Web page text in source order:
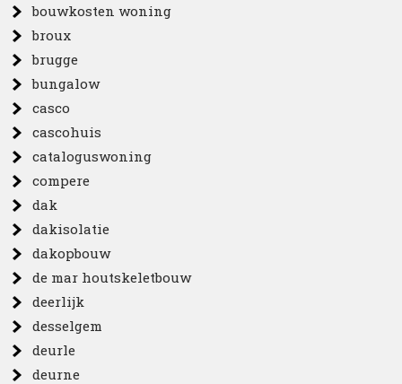
bouwkosten woning
broux
brugge
bungalow
casco
cascohuis
cataloguswoning
compere
dak
dakisolatie
dakopbouw
de mar houtskeletbouw
deerlijk
desselgem
deurle
deurne